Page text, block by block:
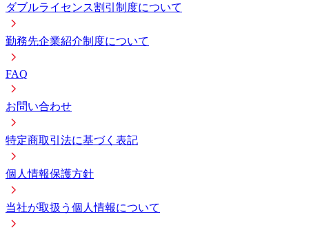
ダブルライセンス割引制度について
勤務先企業紹介制度について
FAQ
お問い合わせ
特定商取引法に基づく表記
個人情報保護方針
当社が取扱う個人情報について